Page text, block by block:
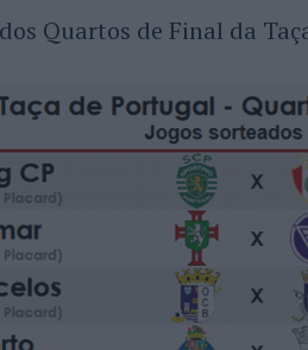
Quartos de Final da